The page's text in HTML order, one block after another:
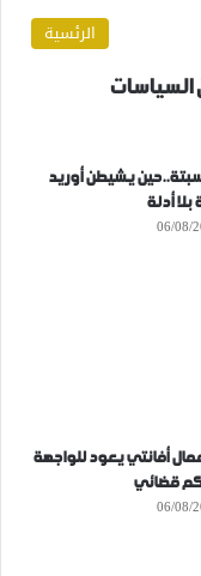
الرئسية
السياسات
يشيطن أوريد
بلا أدلة
06/08/
أفانتي يعود للواجهة
قضائي
06/08/